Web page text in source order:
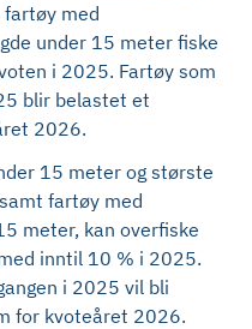
med
under 15 meter fiske
i 2025. Fartøy som
blir belastet et
2026.
15 meter og største
fartøy med
meter, kan overfiske
inntil 10 % i 2025.
i 2025 vil bli
for kvoteåret 2026.